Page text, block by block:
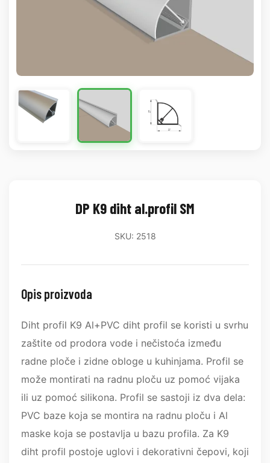
DP K9 diht al.profil SM
SKU: 2518
Opis proizvoda
Diht profil K9 Al+PVC diht profil se koristi u svrhu
zaštite od prodora vode i nečistoća između
radne ploče i zidne obloge u kuhinjama. Profil se
može montirati na radnu ploču uz pomoć vijaka
ili uz pomoć silikona. Profil se sastoji iz dva dela:
PVC baze koja se montira na radnu ploču i Al
maske koja se postavlja u bazu profila. Za K9
diht profil postoje uglovi i dekorativni čepovi, koji